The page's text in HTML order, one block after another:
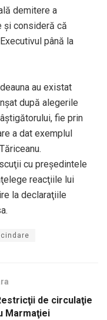
demitere a
şi consideră că
până la
au existat
după alegerile
fie prin
a dat exemplul
cu preşedintele
reacţiile lui
la declaraţiile
de circulaţie
Marmaţiei